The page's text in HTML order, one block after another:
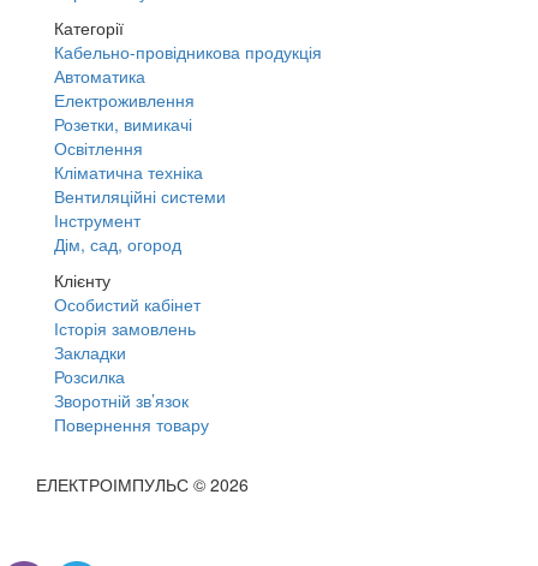
Категорії
Кабельно-провідникова продукція
Автоматика
Електроживлення
Розетки, вимикачі
Освітлення
Кліматична техніка
Вентиляційні системи
Інструмент
Дім, сад, огород
Клієнту
Особистий кабінет
Історія замовлень
Закладки
Розсилка
Зворотній зв’язок
Повернення товару
ЕЛЕКТРОІМПУЛЬС © 2026